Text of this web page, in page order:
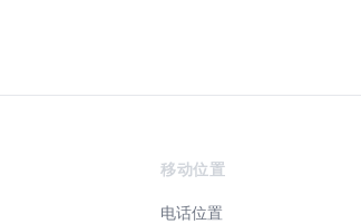
移动位置
电话位置